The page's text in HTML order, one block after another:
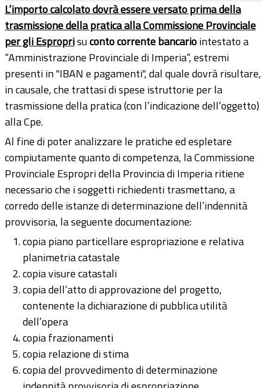
L’importo calcolato dovrà essere versato prima della
trasmissione della pratica alla Commissione Provinciale
per gli Esproprisuconto corrente bancariointestato a
“Amministrazione Provinciale di Imperia”, estremi
presenti in "IBAN e pagamenti", dal quale dovrà risultare,
in causale, che trattasi di spese istruttorie per la
trasmissione della pratica (con l’indicazione dell’oggetto)
alla Cpe.
Al fine di poter analizzare le pratiche ed espletare
compiutamente quanto di competenza, la Commissione
Provinciale Espropri della Provincia di Imperia ritiene
necessario che i soggetti richiedenti trasmettano, a
corredo delle istanze di determinazione dell’indennità
provvisoria, la seguente documentazione:
copia piano particellare espropriazione e relativa
planimetria catastale
copia visure catastali
copia dell’atto di approvazione del progetto,
contenente la dichiarazione di pubblica utilità
dell’opera
copia frazionamenti
copia relazione di stima
copia del provvedimento di determinazione